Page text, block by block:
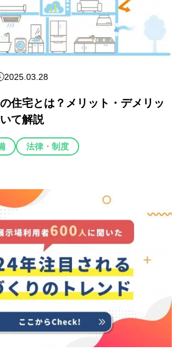
2025.03.28
住宅とは？メリット・デメリッ
て解説
法律・制度